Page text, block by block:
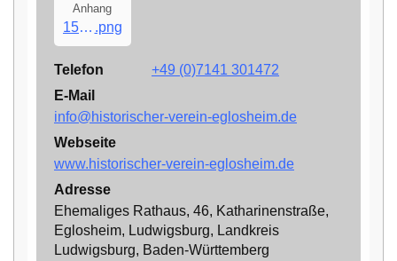
Anhang
15-ausstellung-2025-weggschmissa-wird-nix-2 .png
Telefon
+49 (0)7141 301472
E-Mail
info@historischer-verein-eglosheim.de
Webseite
www.historischer-verein-eglosheim.de
Adresse
Ehemaliges Rathaus, 46, Katharinenstraße,
Eglosheim, Ludwigsburg, Landkreis
Ludwigsburg, Baden-Württemberg